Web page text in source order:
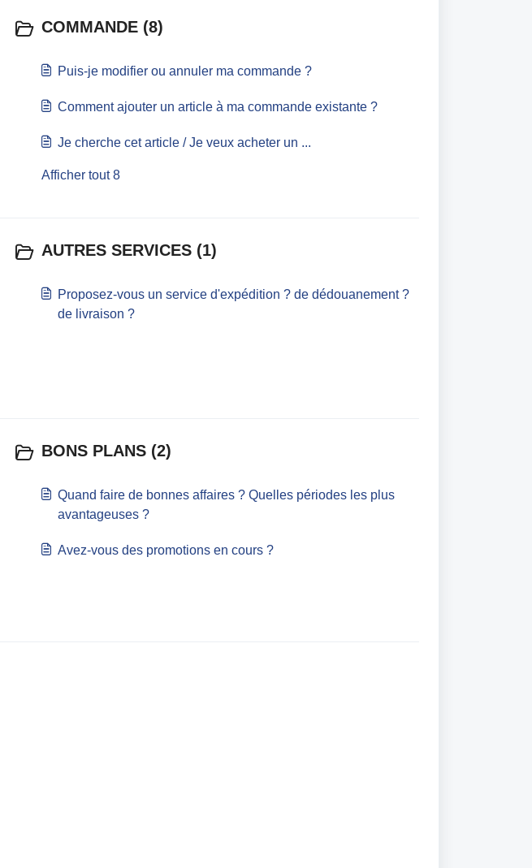
COMMANDE (8)
Puis-je modifier ou annuler ma commande ?
Comment ajouter un article à ma commande existante ?
Je cherche cet article / Je veux acheter un ...
Afficher tout 8
AUTRES SERVICES (1)
Proposez-vous un service d'expédition ? de dédouanement ?
de livraison ?
BONS PLANS (2)
Quand faire de bonnes affaires ? Quelles périodes les plus
avantageuses ?
Avez-vous des promotions en cours ?